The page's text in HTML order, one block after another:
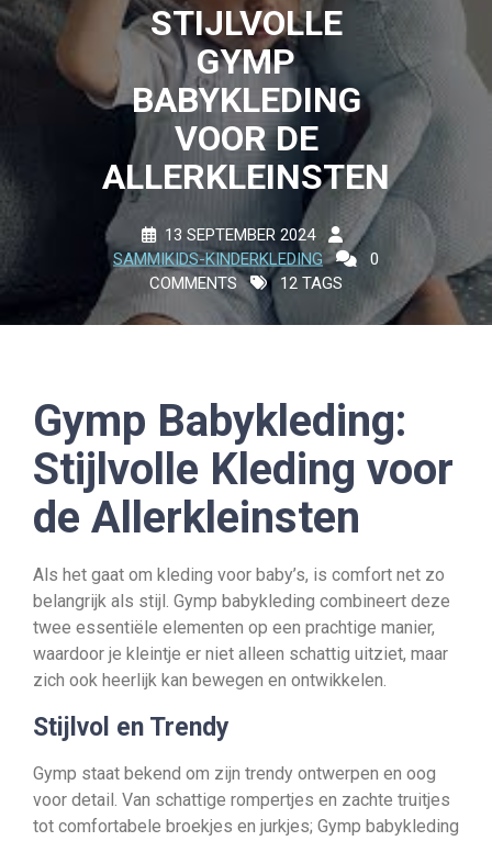
STIJLVOLLE
GYMP
BABYKLEDING
VOOR DE
ALLERKLEINSTEN
13 SEPTEMBER 2024
SAMMIKIDS-KINDERKLEDING
0
COMMENTS
12 TAGS
Gymp Babykleding:
Stijlvolle Kleding voor
de Allerkleinsten
Als het gaat om kleding voor baby’s, is comfort net zo
belangrijk als stijl. Gymp babykleding combineert deze
twee essentiële elementen op een prachtige manier,
waardoor je kleintje er niet alleen schattig uitziet, maar
zich ook heerlijk kan bewegen en ontwikkelen.
Stijlvol en Trendy
Gymp staat bekend om zijn trendy ontwerpen en oog
voor detail. Van schattige rompertjes en zachte truitjes
tot comfortabele broekjes en jurkjes; Gymp babykleding